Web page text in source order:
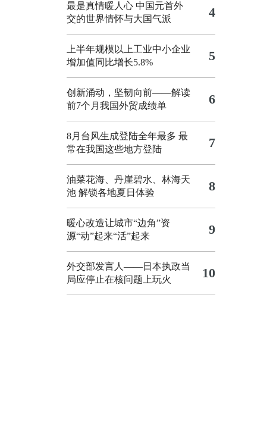
最是真情暖人心 中国元首外
交的世界情怀与大国气派
4
上半年规模以上工业中小企业
增加值同比增长5.8%
5
创新涌动，坚韧向前——解读
前7个月我国外贸成绩单
6
8月台风生成登陆全年最多 最
常在我国这些地方登陆
7
油菜花海、丹崖碧水、林海天
池 解锁各地夏日体验
8
暖心改造让城市“边角”资
源“动”起来“活”起来
9
外交部发言人——日本执政当
局应停止在核问题上玩火
10